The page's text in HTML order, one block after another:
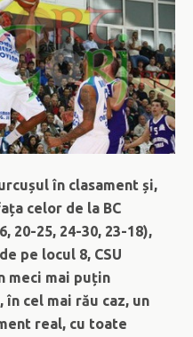
în clasament și,
celor de la BC
20-25, 24-30, 23-18),
pe locul 8, CSU
meci mai puțin
cel mai rău caz, un
real, cu toate